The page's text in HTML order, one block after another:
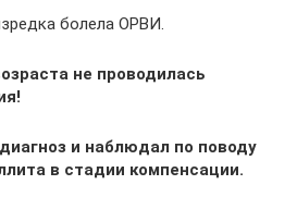
болела ОРВИ.
не проводилась
и наблюдал по поводу
в стадии компенсации.